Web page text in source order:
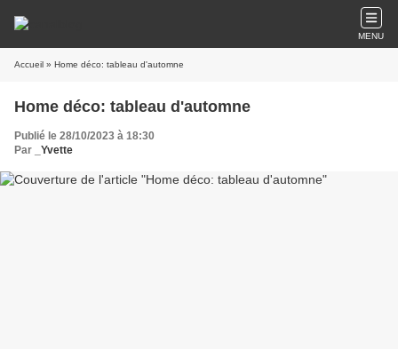
MENU
Accueil » Home déco: tableau d'automne
Home déco: tableau d'automne
Publié le 28/10/2023 à 18:30
Par
_Yvette